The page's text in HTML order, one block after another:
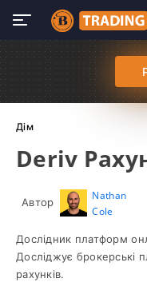
Дім
Deriv
Автор
Nathan
Cole
Дослідник платформ
Досліджує брокерські
рахунків.